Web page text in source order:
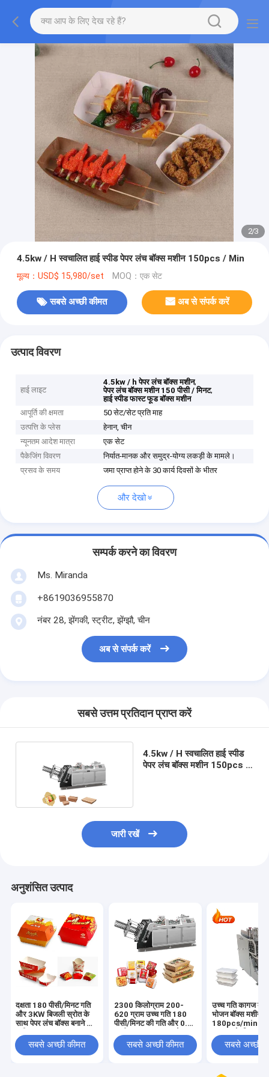
2/3
4.5kw / H स्वचालित हाई स्पीड पेपर लंच बॉक्स मशीन 150pcs / Min
मूल्य：USD$ 15,980/set MOQ：एक सेट
सबसे अच्छी कीमत अब से संपर्क करें
उत्पाद विवरण
हाई लाइट
4.5kw / h पेपर लंच बॉक्स मशीन,
पेपर लंच बॉक्स मशीन 150 पीसी / मिनट,
हाई स्पीड फास्ट फूड बॉक्स मशीन
आपूर्ति की क्षमता
50 सेट/सेट प्रति माह
उत्पत्ति के प्लेस
हेनान, चीन
न्यूनतम आदेश मात्रा
एक सेट
पैकेजिंग विवरण
निर्यात-मानक और समुद्र-योग्य लकड़ी के मामले।
प्रसव के समय
जमा प्राप्त होने के 30 कार्य दिवसों के भीतर
और देखो
सम्पर्क करने का विवरण
Ms. Miranda
+8619036955870
नंबर 28, झेंगकी, स्ट्रीट, झेंग्झौ, चीन
अब से संपर्क करें
सबसे उत्तम प्रतिदान प्राप्त करें
4.5kw / H स्वचालित हाई स्पीड
पेपर लंच बॉक्स मशीन 150pcs /
जारी रखें
अनुशंसित उत्पाद
दक्षता 180 पीसी/मिनट गति
और 3KW बिजली स्रोत के
साथ पेपर लंच बॉक्स बनाने की
सबसे अच्छी कीमत
2300 किलोग्राम 200-
620 ग्राम उच्च गति 180
पीसी/मिनट की गति और 0.5
साथसबसे अच्छी कीमत
उच्च गति कागज
भोजन बॉक्स मशीन
180pcs/min
सबसे अच्छी